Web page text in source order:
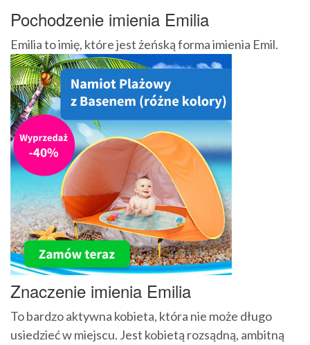
Pochodzenie imienia Emilia
Emilia to imię, które jest żeńską forma imienia Emil.
Znaczenie imienia Emilia
To bardzo aktywna kobieta, która nie może długo
usiedzieć w miejscu. Jest kobietą rozsądną, ambitną